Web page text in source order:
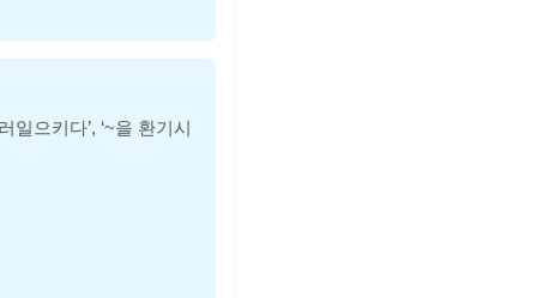
일으키다’, ‘~을 환기시